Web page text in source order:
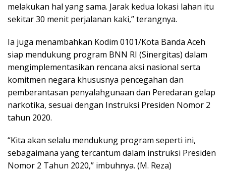
melakukan hal yang sama. Jarak kedua lokasi lahan itu
sekitar 30 menit perjalanan kaki,” terangnya.
Ia juga menambahkan Kodim 0101/Kota Banda Aceh
siap mendukung program BNN RI (Sinergitas) dalam
mengimplementasikan rencana aksi nasional serta
komitmen negara khususnya pencegahan dan
pemberantasan penyalahgunaan dan Peredaran gelap
narkotika, sesuai dengan Instruksi Presiden Nomor 2
tahun 2020.
“Kita akan selalu mendukung program seperti ini,
sebagaimana yang tercantum dalam instruksi Presiden
Nomor 2 Tahun 2020,” imbuhnya. (M. Reza)